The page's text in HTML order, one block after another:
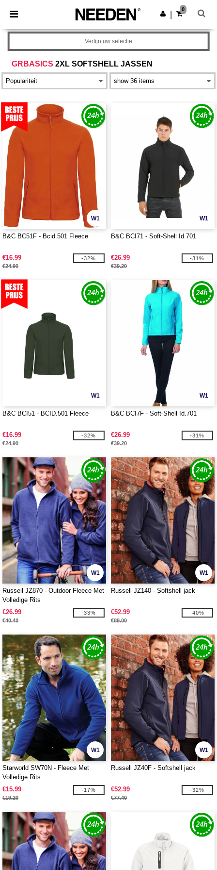
× Needen-app
Betere prijzen in de app!
Download app
0
GRBASICS 2XL SOFTSHELL JASSEN
Verfijn uw selectie
W1
B&C BC51F - Bcid.501 Fleece
€16.99
€24.90
-32%
W1
B&C BCI71 - Soft-Shell Id.701
€26.99
€39.20
-31%
W1
B&C BCI51 - BCID.501 Fleece
€16.99
€24.90
-32%
W1
B&C BCI7F - Soft-Shell Id.701
€26.99
€39.20
-31%
W1
Russell JZ870 - Outdoor Fleece Met
Volledige Rits
€26.99
€40.40
-33%
W1
Russell JZ140 - Softshell jack
€52.99
€89.00
-40%
W1
Starworld SW70N - Fleece Met
Volledige Rits
€15.99
€19.20
-17%
W1
Russell JZ40F - Softshell jack
€52.99
€77.40
-32%